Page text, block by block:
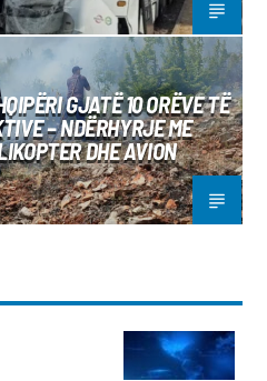
GJATË 10 ORËVE TË
– NDËRHYRJE ME
DHE AVION